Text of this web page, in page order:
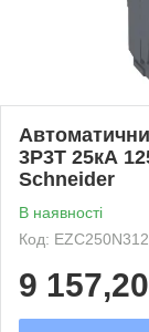
3P3T 25кА
Schneider
В наявності
Код:
9 157,20